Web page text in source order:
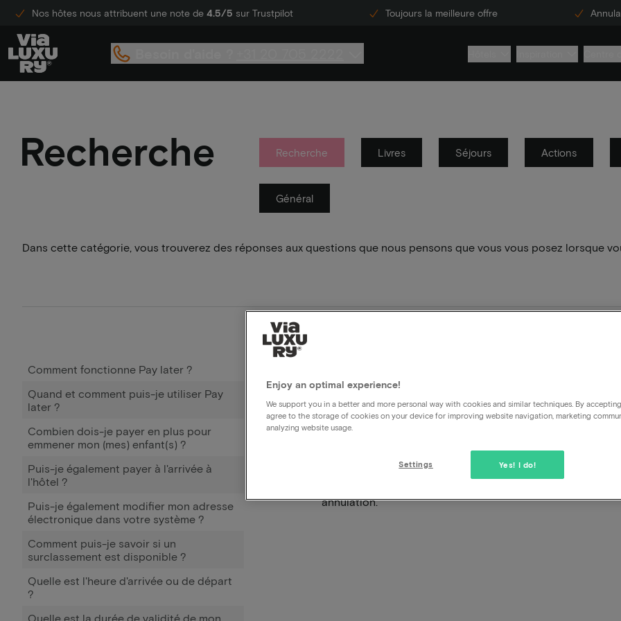
Nos hôtes nous attribuent une note de 4.5/5 sur Trustpilot Toujours la meilleure offre
Recherche Recherche Livres Séjours Actions
Général
Dans cette catégorie, vous trouverez des réponses aux questions que nous pensons que vous vous posez lorsque
Comment fonctionne Pay later ?
Quand et comment puis-je utiliser Pay
later ?
Combien dois-je payer en plus pour
emmener mon (mes) enfant(s) ?
Puis-je également payer à l'arrivée à
l'hôtel ?
Puis-je également modifier mon adresse
électronique dans votre système ?
Comment puis-je savoir si un
surclassement est disponible ?
Quelle est l'heure d'arrivée ou de départ
?
Quelle est la durée de validité de mon
Est-il nécessaire de
?
On prend une assurance pour couvrir un risque. Chez
de rétractation très généreux, le risque est donc limité à 1
d'évaluer si vous voulez supporter ce risque ou le couvrir
annulation.
Enjoy an optimal experience!
We support you in a better and more personal way with cookies and similar techniques. By
agree to the storage of cookies on your device for improving website navigation, marketing
analyzing website usage.
Yes! I do!
Settings